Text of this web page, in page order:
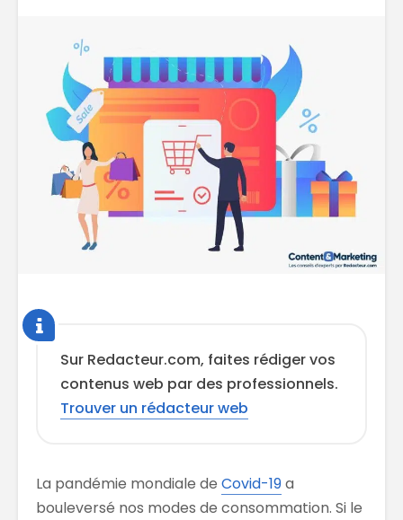
Sur Redacteur.com, faites rédiger vos
contenus web par des professionnels.
Trouver un rédacteur web
La pandémie mondiale de Covid-19a
bouleversé nos modes de consommation. Si le